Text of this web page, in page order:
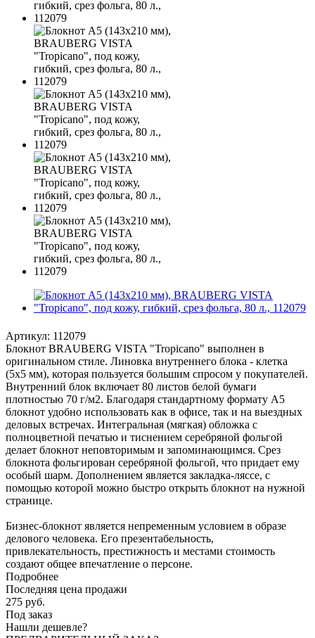
Артикул: 112079
Блокнот BRAUBERG VISTA "Tropicano" выполнен в
оригинальном стиле. Линовка внутреннего блока - клетка
(5х5 мм), которая пользуется большим спросом у покупателей.
Внутренний блок включает 80 листов белой бумаги
плотностью 70 г/м2. Благодаря стандартному формату А5
блокнот удобно использовать как в офисе, так и на выездных
деловых встречах. Интегральная (мягкая) обложка с
полноцветной печатью и тиснением серебряной фольгой
делает блокнот неповторимым и запоминающимся. Срез
блокнота фольгирован серебряной фольгой, что придает ему
особый шарм. Дополнением является закладка-ляссе, с
помощью которой можно быстро открыть блокнот на нужной
странице.
Бизнес-блокнот является непременным условием в образе
делового человека. Его презентабельность,
привлекательность, престижность и местами стоимость
создают общее впечатление о персоне.
Подробнее
Последняя цена продажи
275 руб.
Под заказ
Нашли дешевле?